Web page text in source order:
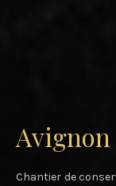
Avignon
Chantier de